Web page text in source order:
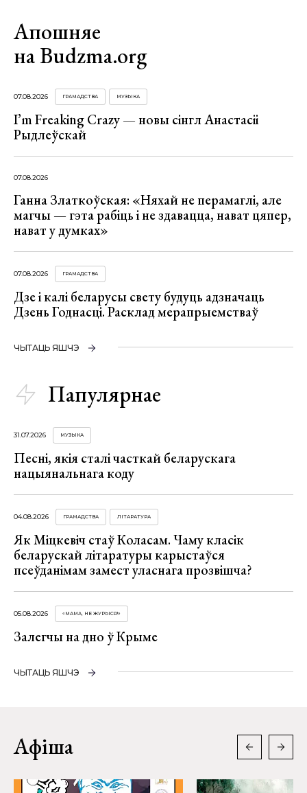
Апошняе
на Budzma.org
07.08.2026 ГРАМАДСТВА МУЗЫКА
I’m Freaking Crazy — новы сінгл Анастасіі
Рыдлеўскай
07.08.2026
Ганна Златкоўская: «Няхай не перамаглі, але
магчы — гэта рабіць і не здавацца, нават цяпер,
нават у думках»
07.08.2026 ГРАМАДСТВА
Дзе і калі беларусы свету будуць адзначаць
Дзень Годнасці. Расклад мерапрыемстваў
ЧЫТАЦЬ ЯШЧЭ
Папулярнае
31.07.2026 МУЗЫКА
Песні, якія сталі часткай беларускага
нацыянальнага коду
04.08.2026 ГРАМАДСТВА ЛІТАРАТУРА
Як Міцкевіч стаў Коласам. Чаму класік
беларускай літаратуры карыстаўся
псеўданімам замест уласнага прозвішча?
05.08.2026 «МАМА, НЕ ЖУРЫСЯ!»
Залегчы на дно ў Крыме
ЧЫТАЦЬ ЯШЧЭ
Афіша